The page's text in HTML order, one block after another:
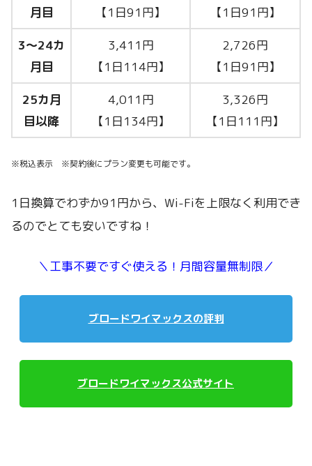
月目
【1日91円】
【1日91円】
3〜24カ
月目
3,411円
【1日114円】
2,726円
【1日91円】
25カ月
目以降
4,011円
【1日134円】
3,326円
【1日111円】
※税込表示 ※契約後にプラン変更も可能です。
1日換算でわずか91円から、Wi-Fiを上限なく利用でき
るのでとても安いですね！
＼工事不要ですぐ使える！月間容量無制限／
ブロードワイマックスの評判
ブロードワイマックス公式サイト